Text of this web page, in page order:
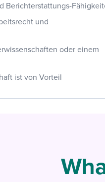
Berichterstattungs-
und
oder einem
ist von Vorteil